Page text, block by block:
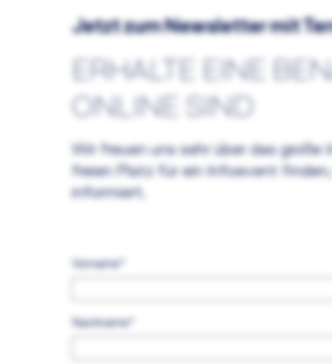
Jetzt zum Newsletter mit
ERHALTE EINE
ONLINE SIND
Wir freuen uns sehr über das
freien Platz für ein Infoevent
informiert.
Vorname
Nachname